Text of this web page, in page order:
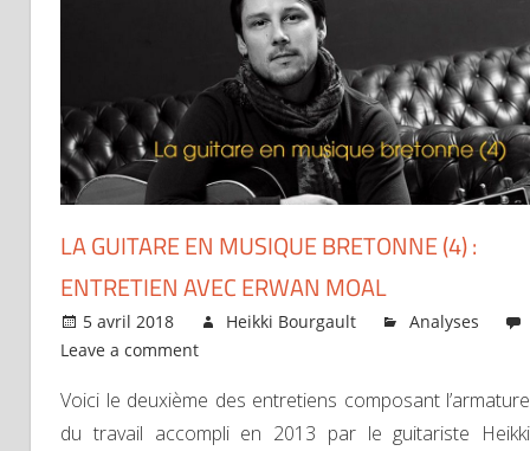
LA GUITARE EN MUSIQUE BRETONNE (4) :
ENTRETIEN AVEC ERWAN MOAL
5 avril 2018 Heikki Bourgault
Analyses
Leave a comment
Voici le deuxième des entretiens composant l’armature
du travail accompli en 2013 par le guitariste Heikki